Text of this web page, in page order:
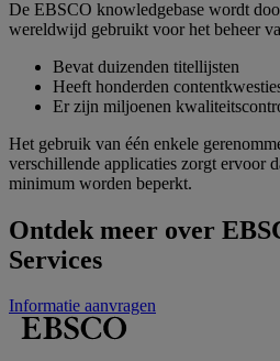
De EBSCO knowledgebase wordt
wereldwijd gebruikt voor het beheer
Bevat duizenden titellijsten
Heeft honderden
Er zijn miljoenen
Het gebruik van één enkele
verschillende applicaties zorgt ervoor
minimum worden beperkt.
Ontdek meer over
Services
Informatie aanvragen